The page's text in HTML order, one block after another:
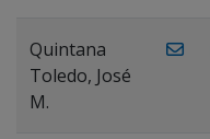
Quintana
Toledo, José
M.